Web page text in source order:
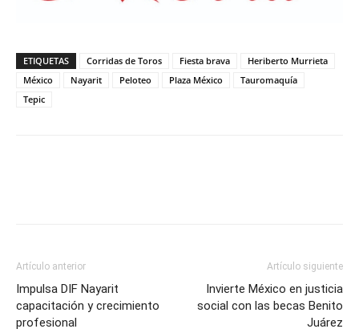
ETIQUETAS Corridas de Toros Fiesta brava
Heriberto Murrieta
México
Nayarit Peloteo Plaza México
Tauromaquía
Tepic
Artículo anterior
Impulsa DIF Nayarit
capacitación y crecimiento
profesional
Artículo siguiente
Invierte México en justicia
social con las becas Benito
Juárez